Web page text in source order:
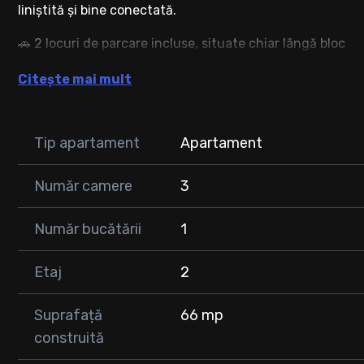
liniștită și bine conectată.
🚗 2 locuri de parcare incluse, situate chiar lângă bloc
✅ Disponibil imediat
Living cu bucătărie complet utilată (combină
A treia cameră – ideală pentru cameră de copil, birou sau
Apartamentul este practic compartimentat și potrivit
suplimentar pentru birou sau copil.
Facilități în zonă (la aproximativ 5 minute de mers pe jos):
Farmacie
Panemar
Citește mai mult
Tip apartament Apartament
Număr camere 3
Număr bucătării 1
Etaj 2
Suprafață
construită
66 mp